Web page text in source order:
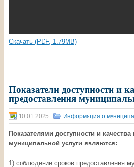
Скачать (PDF, 1.79MB)
Показатели доступности и
предоставления
10.01.2025 Информация о
Показателями доступности и качества
муниципальной услуги являются:
1) соблюдение сроков предоставления